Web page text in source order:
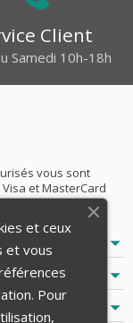
Client
Samedi 10h-18h
vous sont
et MasterCard
!
et ceux
et vous
Pour